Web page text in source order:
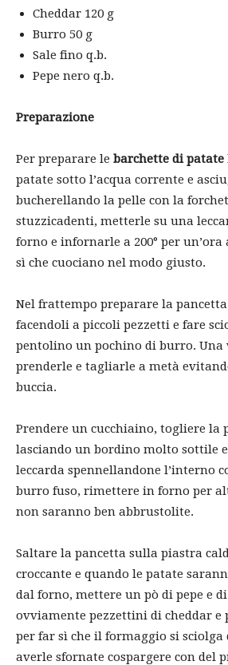
Cheddar 120 g
Burro 50 g
Sale fino q.b.
Pepe nero q.b.
Preparazione
Per preparare le barchette di patate
patate sotto l’acqua corrente e
bucherellando la pelle con la
stuzzicadenti, metterle su una
forno e infornarle a 200° per
sì che cuociano nel modo giusto.
Nel frattempo preparare la
facendoli a piccoli pezzetti e fare
pentolino un pochino di burro. Una
prenderle e tagliarle a metà
buccia.
Prendere un cucchiaino, togliere la
lasciando un bordino molto sottile
leccarda spennellandone l’interno
burro fuso, rimettere in forno per
non saranno ben abbrustolite.
Saltare la pancetta sulla piastra
croccante e quando le patate
dal forno, mettere un pò di pepe e
ovviamente pezzettini di cheddar e
per far sì che il formaggio si sciolga
averle sfornate cospargere con del